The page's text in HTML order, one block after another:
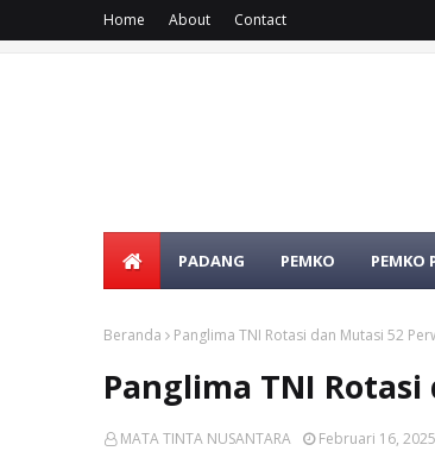
Home About Contact
PADANG PEMKO PEMKO
Beranda Panglima TNI Rotasi dan Mutasi 52
Panglima TNI
MATA TINTA NUSANTARA Februari 16, 2025